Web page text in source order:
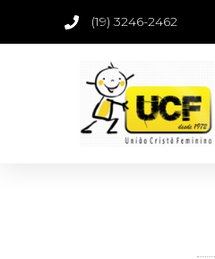
(19) 3246-2462